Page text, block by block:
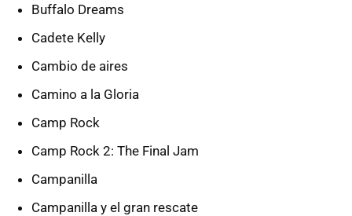
Buffalo Dreams
Cadete Kelly
Cambio de aires
Camino a la Gloria
Camp Rock
Camp Rock 2: The Final Jam
Campanilla
Campanilla y el gran rescate